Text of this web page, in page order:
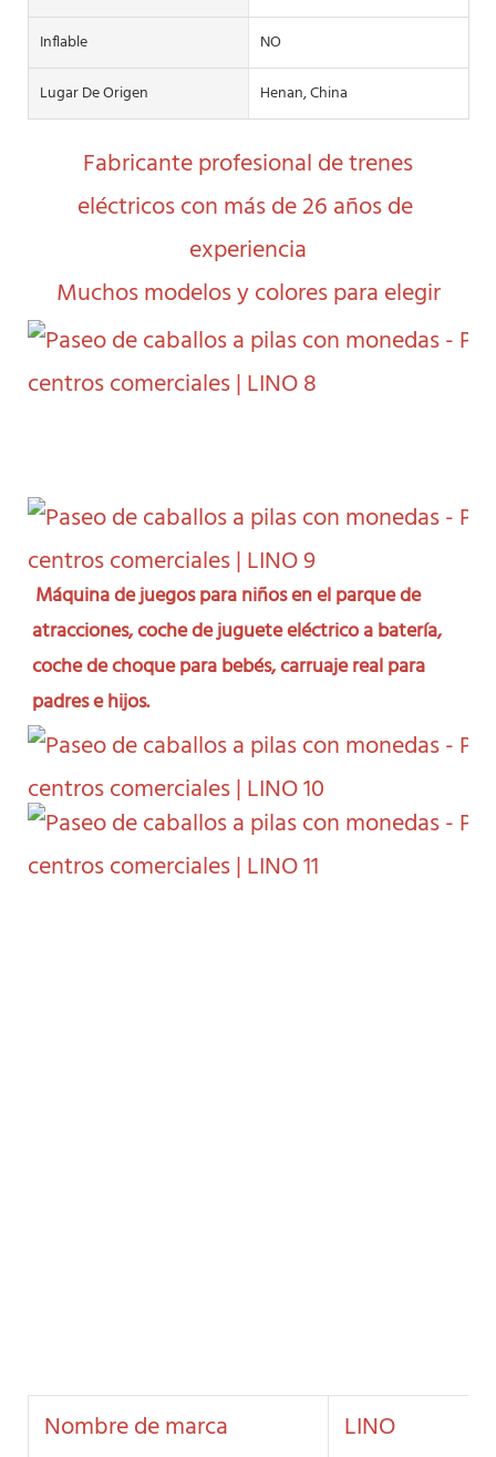
Inflable
NO
Lugar De Origen
Henan, China
eléctricos con más de 26 años de
experiencia
Muchos modelos y colores para elegir
Máquina de juegos para niños en el parque de
atracciones, coche de juguete eléctrico a batería,
coche de choque para bebés, carruaje real para
padres e hijos.
Nombre de marca LINO